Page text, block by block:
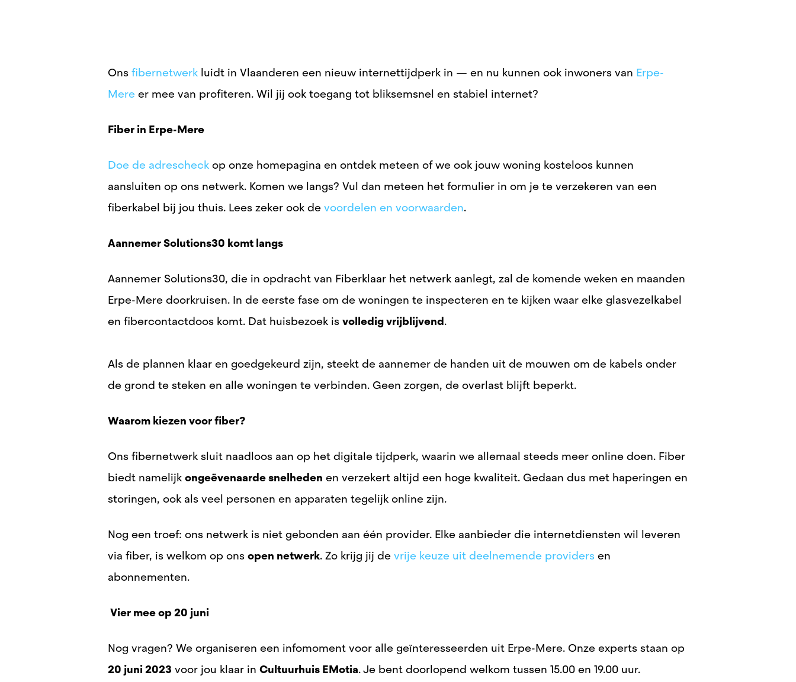
Ons fibernetwerk luidt in Vlaanderen een nieuw internettijdperk in — en nu kunnen ook inwoners van Erpe-
Mere er mee van profiteren. Wil jij ook toegang tot bliksemsnel en stabiel internet?
Fiber in Erpe-Mere
Doe de adrescheck op onze homepagina en ontdek meteen of we ook jouw woning kosteloos kunnen
aansluiten op ons netwerk. Komen we langs? Vul dan meteen het formulier in om je te verzekeren van een
fiberkabel bij jou thuis. Lees zeker ook de voordelen en voorwaarden.
Aannemer Solutions30 komt langs
Aannemer Solutions30, die in opdracht van Fiberklaar het netwerk aanlegt, zal de komende weken en maanden
Erpe-Mere doorkruisen. In de eerste fase om de woningen te inspecteren en te kijken waar elke glasvezelkabel
en fibercontactdoos komt. Dat huisbezoek is volledig vrijblijvend.
Als de plannen klaar en goedgekeurd zijn, steekt de aannemer de handen uit de mouwen om de kabels onder
de grond te steken en alle woningen te verbinden. Geen zorgen, de overlast blijft beperkt.
Waarom kiezen voor fiber?
Ons fibernetwerk sluit naadloos aan op het digitale tijdperk, waarin we allemaal steeds meer online doen. Fiber
biedt namelijk ongeëvenaarde snelheden en verzekert altijd een hoge kwaliteit. Gedaan dus met haperingen en
storingen, ook als veel personen en apparaten tegelijk online zijn.
Nog een troef: ons netwerk is niet gebonden aan één provider. Elke aanbieder die internetdiensten wil leveren
via fiber, is welkom op ons open netwerk. Zo krijg jij de vrije keuze uit deelnemende providers en
abonnementen.
Vier mee op 20 juni
Nog vragen? We organiseren een infomoment voor alle geïnteresseerden uit Erpe-Mere. Onze experts staan op
20 juni 2023 voor jou klaar in Cultuurhuis EMotia. Je bent doorlopend welkom tussen 15.00 en 19.00 uur.